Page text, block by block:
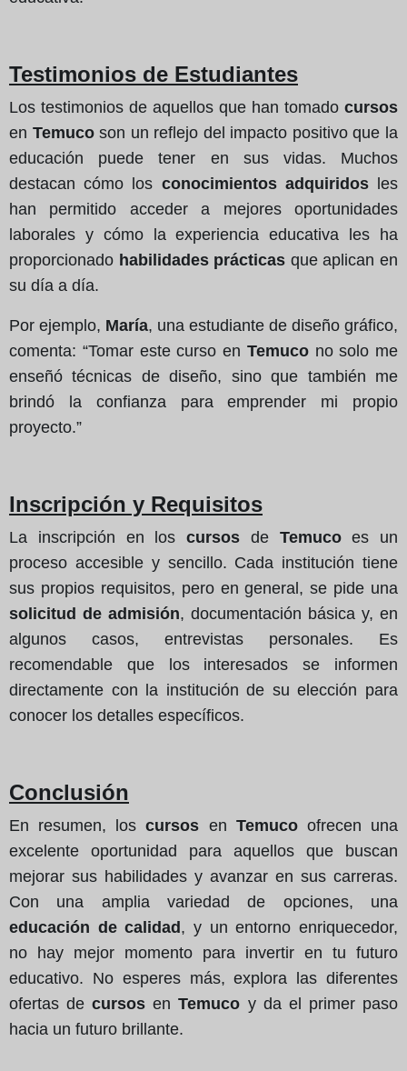
Testimonios de Estudiantes
Los testimonios de aquellos que han tomado cursos
en Temucoson un reflejo del impacto positivo que la
educación puede tener en sus vidas. Muchos
destacan cómo los conocimientos adquiridosles
han permitido acceder a mejores oportunidades
laborales y cómo la experiencia educativa les ha
proporcionado habilidades prácticas que aplican en
su día a día.
Por ejemplo, María, una estudiante de diseño gráfico,
comenta: “Tomar este curso en Temucono solo me
enseñó técnicas de diseño, sino que también me
brindó la confianza para emprender mi propio
proyecto.”
Inscripción y Requisitos
La inscripción en los cursos de Temucoes un
proceso accesible y sencillo. Cada institución tiene
sus propios requisitos, pero en general, se pide una
solicitud de admisión, documentación básica y, en
algunos casos, entrevistas personales. Es
recomendable que los interesados se informen
directamente con la institución de su elección para
conocer los detalles específicos.
Conclusión
En resumen, loscursos en Temucoofrecen una
excelente oportunidad para aquellos que buscan
mejorar sus habilidades y avanzar en sus carreras.
Con una amplia variedad de opciones, una
educación de calidad, y un entorno enriquecedor,
no hay mejor momento para invertir en tu futuro
educativo. No esperes más, explora las diferentes
ofertas decursos enTemuco y da el primer paso
hacia un futuro brillante.